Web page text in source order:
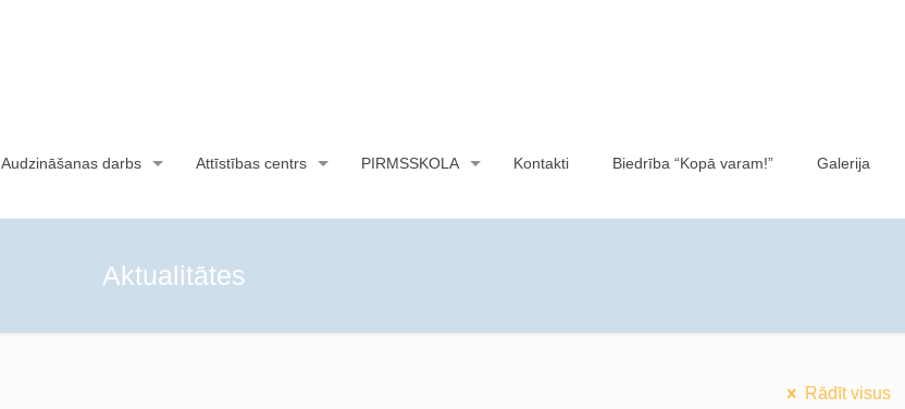
Audzināšanas darbs Attīstības centrs PIRMSSKOLA Kontakti Biedrība “Kopā varam!” Galerija
Aktualitātes
Rādīt visus